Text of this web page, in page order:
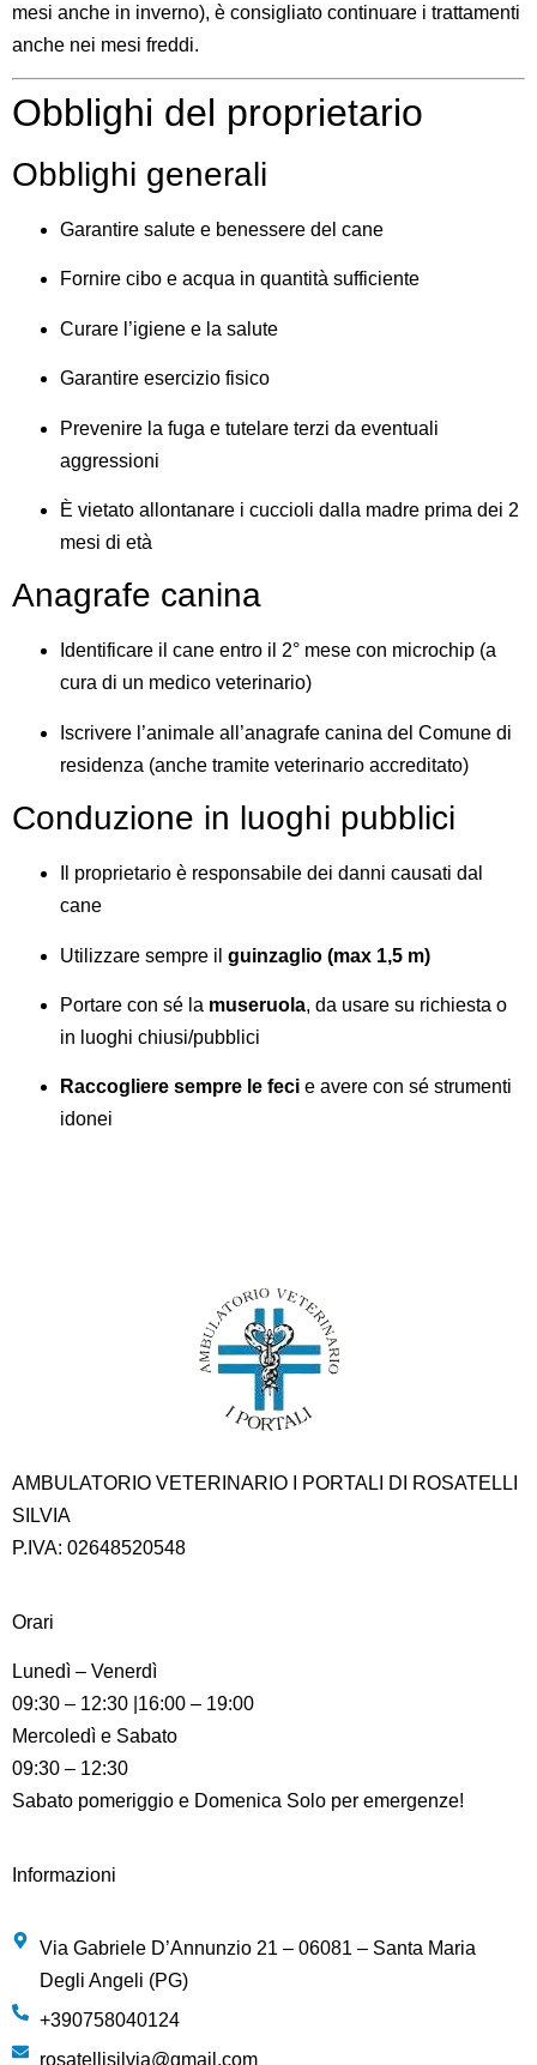
mesi anche in inverno), è consigliato continuare i trattamenti
anche nei mesi freddi.
Obblighi del proprietario
Obblighi generali
Garantire salute e benessere del cane
Fornire cibo e acqua in quantità sufficiente
Curare l’igiene e la salute
Garantire esercizio fisico
Prevenire la fuga e tutelare terzi da eventuali
aggressioni
È vietato allontanare i cuccioli dalla madre prima dei 2
mesi di età
Anagrafe canina
Identificare il cane entro il 2° mese con microchip (a
cura di un medico veterinario)
Iscrivere l’animale all’anagrafe canina del Comune di
residenza (anche tramite veterinario accreditato)
Conduzione in luoghi pubblici
Il proprietario è responsabile dei danni causati dal
cane
Utilizzare sempre il guinzaglio (max 1,5 m)
Portare con sé la museruola, da usare su richiesta o
in luoghi chiusi/pubblici
Raccogliere sempre le feci e avere con sé strumenti
idonei
AMBULATORIO VETERINARIO I PORTALI DI ROSATELLI
SILVIA
P.IVA: 02648520548
Orari
Lunedì – Venerdì
09:30 – 12:30 |16:00 – 19:00
Mercoledì e Sabato
09:30 – 12:30
Sabato pomeriggio e Domenica Solo per emergenze!
Informazioni
Via Gabriele D’Annunzio 21 – 06081 – Santa Maria
Degli Angeli (PG)
+390758040124
rosatellisilvia@gmail.com